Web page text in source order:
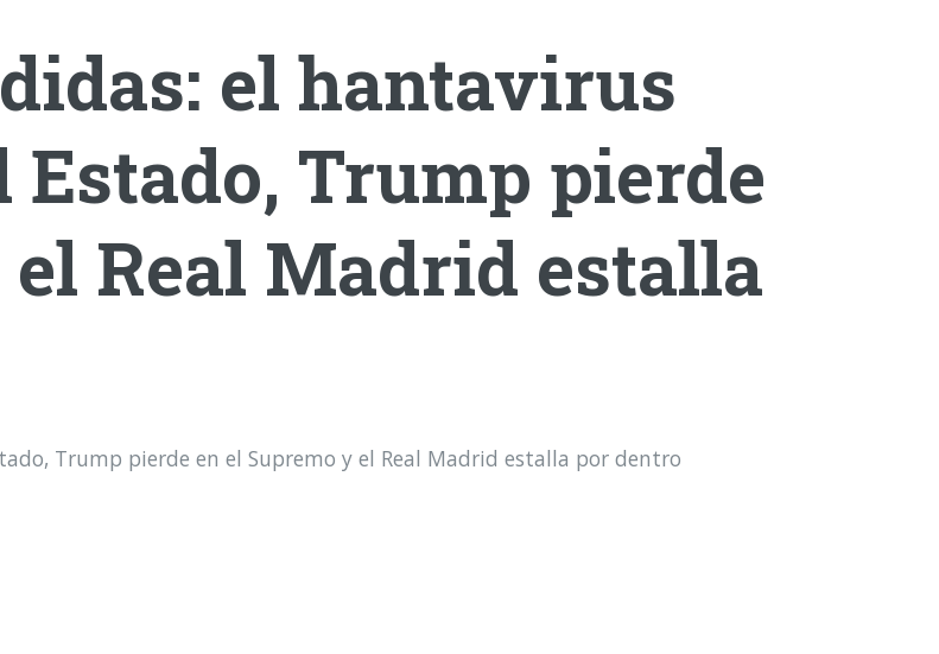
el hantavirus
Estado, Trump pierde
Real Madrid estalla
Trump pierde en el Supremo y el Real Madrid estalla por dentro